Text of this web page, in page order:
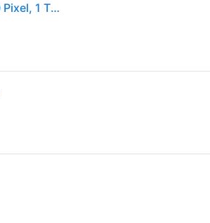
Apple iPhone 17 Pro Max , 17,5 cm (6.9"), 2868 x 1320 Pixel, 1 TB, 48 MP, iOS 26, Silber